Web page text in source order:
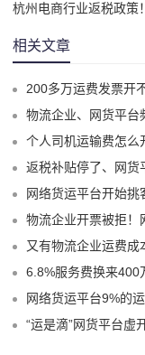
杭州电商行业返税政策！
相关文章
200多万运费发票开不
物流企业、网货平台频繁
个人司机运输费怎么
返税补贴停了、网货平台涨价
网络货运平台开始挑
物流企业开票被拒！
又有物流企业运费成本票、
6.8%服务费换来400万罚款，
网络货运平台9%的运费成
“运是滴”网货平台虚开18.5亿，